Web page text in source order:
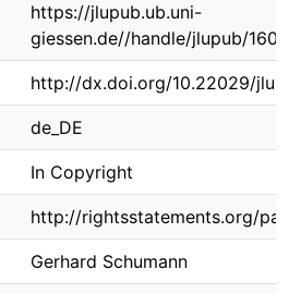
https://jlupub.ub.uni-
giessen.de//handle/jlupub/
http://dx.doi.org/10.22029/
de_DE
In Copyright
http://rightsstatements.org/
Gerhard Schumann